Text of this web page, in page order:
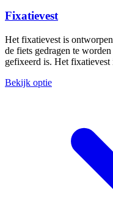
Fixatievest
Het fixatievest is
de fiets gedragen te
gefixeerd is. Het fixatievest
Bekijk optie